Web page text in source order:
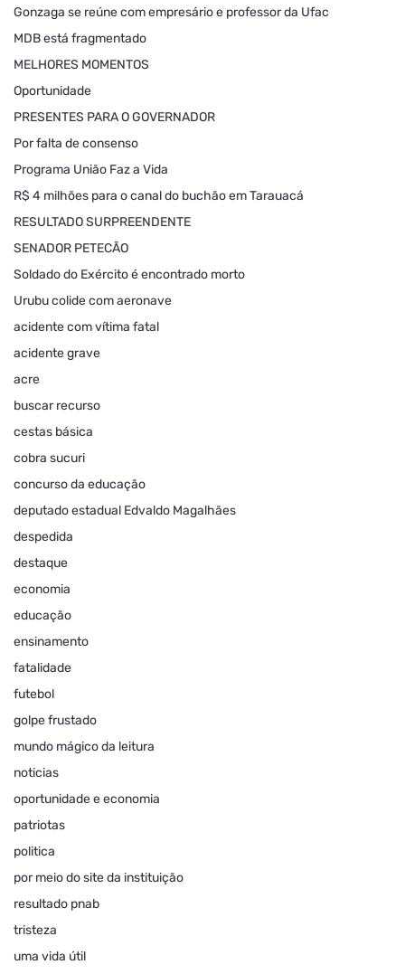
Gonzaga se reúne com empresário e professor da Ufac
MDB está fragmentado
MELHORES MOMENTOS
Oportunidade
PRESENTES PARA O GOVERNADOR
Por falta de consenso
Programa União Faz a Vida
R$ 4 milhões para o canal do buchão em Tarauacá
RESULTADO SURPREENDENTE
SENADOR PETECÃO
Soldado do Exército é encontrado morto
Urubu colide com aeronave
acidente com vítima fatal
acidente grave
acre
buscar recurso
cestas básica
cobra sucuri
concurso da educação
deputado estadual Edvaldo Magalhães
despedida
destaque
economia
educação
ensinamento
fatalidade
futebol
golpe frustado
mundo mágico da leitura
noticias
oportunidade e economia
patriotas
politica
por meio do site da instituição
resultado pnab
tristeza
uma vida útil